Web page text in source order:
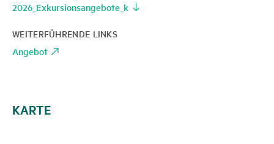
2026_Exkursionsangebote_k
WEITERFÜHRENDE LINKS
Angebot
KARTE